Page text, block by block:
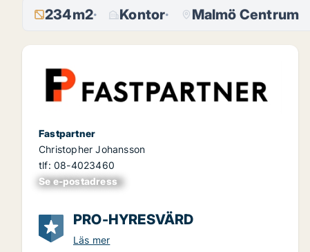
234m2 Kontor Malmö Centrum
Fastpartner
Christopher Johansson
tlf: 08-4023460
Se e-postadress
xxxxxxxxxxxxxxx
PRO-HYRESVÄRD
Läs mer